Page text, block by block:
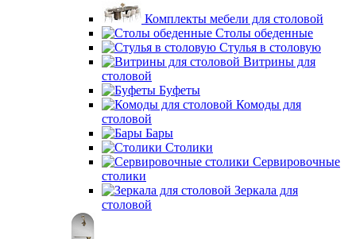
Комплекты мебели для столовой
Столы обеденные
Стулья в столовую
Витрины для
столовой
Буфеты
Комоды для
столовой
Бары
Столики
Сервировочные
столики
Зеркала для
столовой